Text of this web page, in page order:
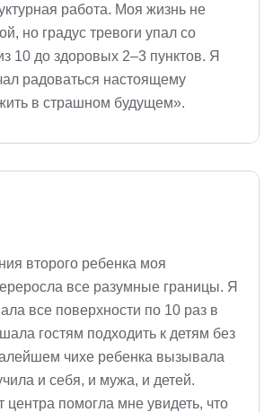
работа. Моя жизнь не
но градус тревоги упал со
10 до здоровых 2–3 пунктов. Я
радоваться настоящему
в страшном будущем».
второго ребенка моя
все разумные границы. Я
все поверхности по 10 раз в
гостям подходить к детям без
чихе ребенка вызывала
и себя, и мужа, и детей.
центра помогла мне увидеть, что